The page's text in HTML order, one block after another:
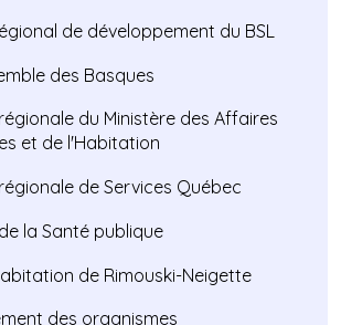
de développement du BSL
des Basques
du Ministère des Affaires
et de l'Habitation
de Services Québec
la Santé publique
de Rimouski-Neigette
des organismes